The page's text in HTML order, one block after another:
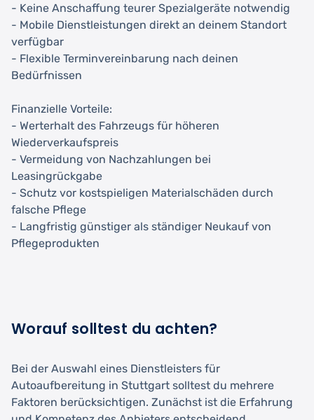
- Keine Anschaffung teurer Spezialgeräte notwendig
- Mobile Dienstleistungen direkt an deinem Standort
verfügbar
- Flexible Terminvereinbarung nach deinen
Bedürfnissen
Finanzielle Vorteile:
- Werterhalt des Fahrzeugs für höheren
Wiederverkaufspreis
- Vermeidung von Nachzahlungen bei
Leasingrückgabe
- Schutz vor kostspieligen Materialschäden durch
falsche Pflege
- Langfristig günstiger als ständiger Neukauf von
Pflegeprodukten
Worauf solltest du achten?
Bei der Auswahl eines Dienstleisters für
Autoaufbereitung in Stuttgart solltest du mehrere
Faktoren berücksichtigen. Zunächst ist die Erfahrung